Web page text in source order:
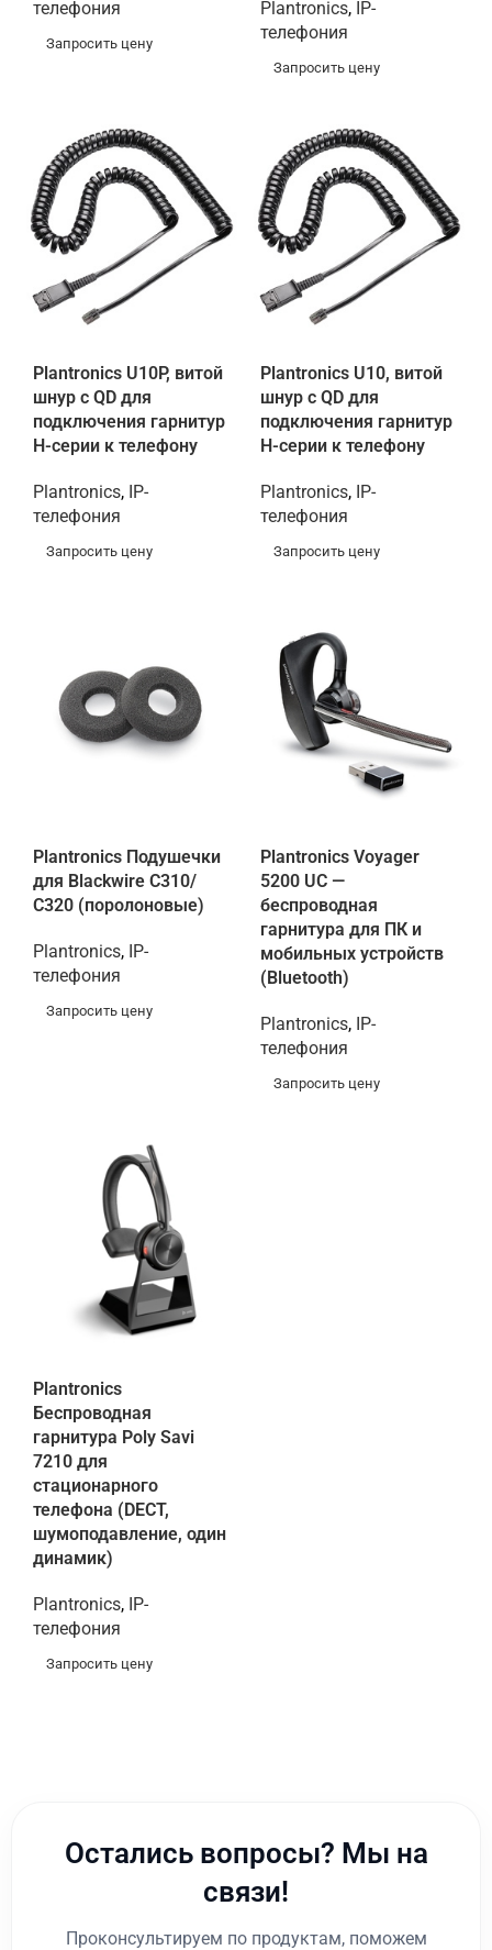
телефония
Запросить цену
Plantronics, IP-
телефония
Запросить цену
Plantronics U10P, витой
шнур с QD для
подключения гарнитур
Н-серии к телефону
Plantronics, IP-
телефония
Запросить цену
Plantronics U10, витой
шнур с QD для
подключения гарнитур
Н-серии к телефону
Plantronics, IP-
телефония
Запросить цену
Plantronics Подушечки
для Blackwire C310/
С320 (поролоновые)
Plantronics, IP-
телефония
Запросить цену
Plantronics Voyager
5200 UC —
беспроводная
гарнитура для ПК и
мобильных устройств
(Bluetooth)
Plantronics, IP-
телефония
Запросить цену
Plantronics
Беспроводная
гарнитура Poly Savi
7210 для
стационарного
телефона (DECT,
шумоподавление, один
динамик)
Plantronics, IP-
телефония
Запросить цену
Остались вопросы? Мы на
связи!
Проконсультируем по продуктам, поможем